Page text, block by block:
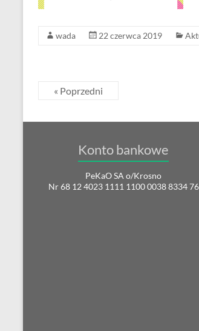
wada 22 czerwca 2019
« Poprzedni
Konto bankowe
PeKaO SA o/Krosno
Nr 68 12 4023 1111 1100 0038 8334 76